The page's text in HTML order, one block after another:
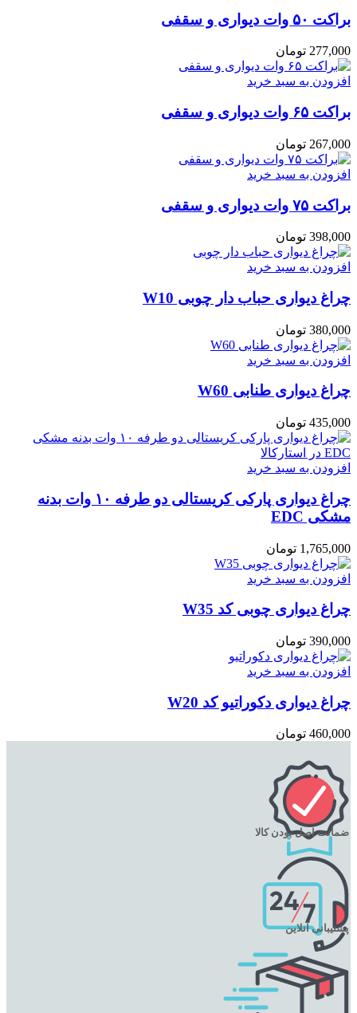
براکت ۵۰ وات دیواری و سقفی
277,000 تومان
افزودن به سبد خرید
براکت ۶۵ وات دیواری و سقفی
267,000 تومان
افزودن به سبد خرید
براکت ۷۵ وات دیواری و سقفی
398,000 تومان
افزودن به سبد خرید
چراغ دیوارى حباب دار چوبى W10
380,000 تومان
افزودن به سبد خرید
چراغ دیوارى طنابى W60
435,000 تومان
افزودن به سبد خرید
چراغ دیواری پارکی کریستالی دو طرفه ۱۰ وات بدنه
مشکی EDC
1,765,000 تومان
افزودن به سبد خرید
چراغ دیواری چوبی کد W35
390,000 تومان
افزودن به سبد خرید
چراغ دیواری دکوراتیو کد W20
460,000 تومان
ضمانت اصل بودن کالا
پشتیبانی آنلاین